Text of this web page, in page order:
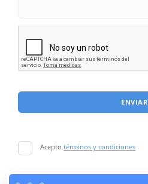
ENVIAR
Acepto términos y condiciones